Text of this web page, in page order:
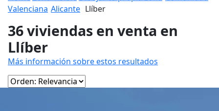
Valenciana Alicante Llíber
36 viviendas en venta en
Llíber
Más información sobre estos resultados